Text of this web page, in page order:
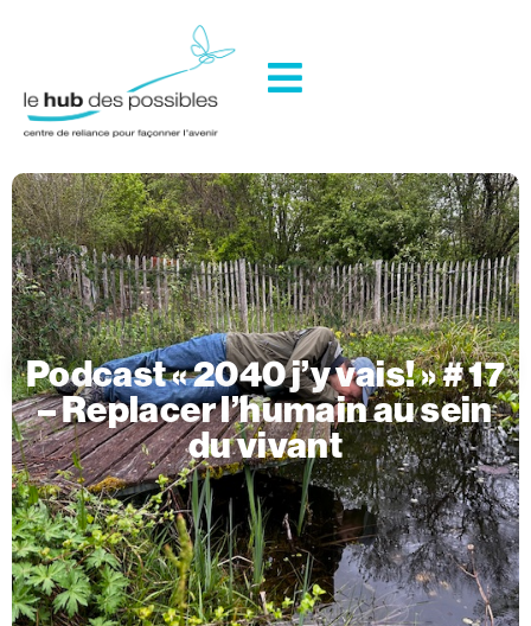
Podcast « 2040 j’y vais! » # 17
– Replacer l’humain au sein
du vivant